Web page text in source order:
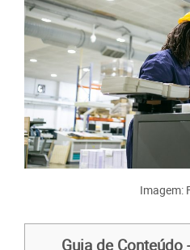
Imagem:
Guia de Conteúdo